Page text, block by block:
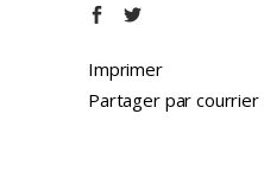
Imprimer
Partager par